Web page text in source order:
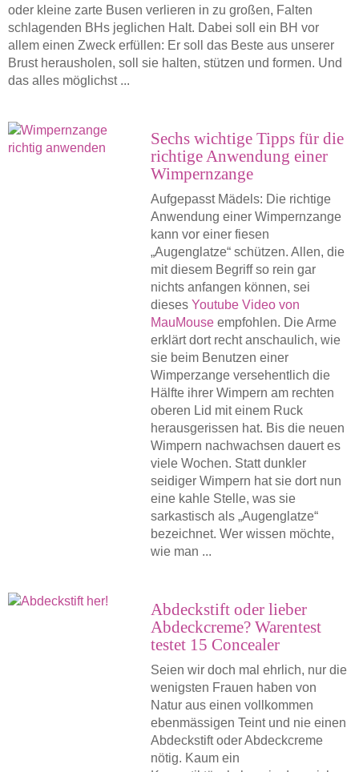
oder kleine zarte Busen verlieren in zu großen, Falten
schlagenden BHs jeglichen Halt. Dabei soll ein BH vor
allem einen Zweck erfüllen: Er soll das Beste aus unserer
Brust herausholen, soll sie halten, stützen und formen. Und
das alles möglichst ...
Sechs wichtige Tipps für die
richtige Anwendung einer
Wimpernzange
Aufgepasst Mädels: Die richtige
Anwendung einer Wimpernzange
kann vor einer fiesen
„Augenglatze“ schützen. Allen, die
mit diesem Begriff so rein gar
nichts anfangen können, sei
diesesYoutube Video von
MauMouseempfohlen. Die Arme
erklärt dort recht anschaulich, wie
sie beim Benutzen einer
Wimperzange versehentlich die
Hälfte ihrer Wimpern am rechten
oberen Lid mit einem Ruck
herausgerissen hat. Bis die neuen
Wimpern nachwachsen dauert es
viele Wochen. Statt dunkler
seidiger Wimpern hat sie dort nun
eine kahle Stelle, was sie
sarkastisch als „Augenglatze“
bezeichnet. Wer wissen möchte,
wie man ...
Abdeckstift oder lieber
Abdeckcreme? Warentest
testet 15 Concealer
Seien wir doch mal ehrlich, nur die
wenigsten Frauen haben von
Natur aus einen vollkommen
ebenmässigen Teint und nie einen
Abdeckstift oder Abdeckcreme
nötig. Kaum ein